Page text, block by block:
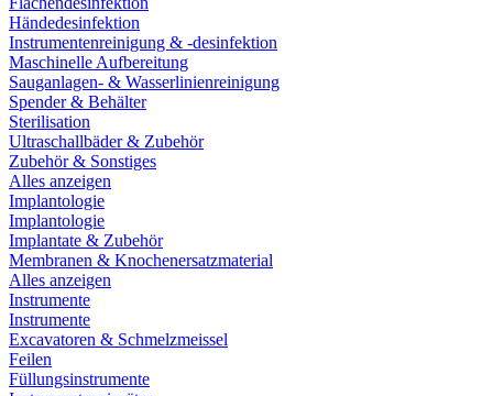
Händedesinfektion
Instrumentenreinigung & -desinfektion
Maschinelle Aufbereitung
Sauganlagen- & Wasserlinienreinigung
Spender & Behälter
Sterilisation
Ultraschallbäder & Zubehör
Zubehör & Sonstiges
Alles anzeigen
Implantologie
Implantologie
Implantate & Zubehör
Membranen & Knochenersatzmaterial
Alles anzeigen
Instrumente
Instrumente
Excavatoren & Schmelzmeissel
Feilen
Füllungsinstrumente